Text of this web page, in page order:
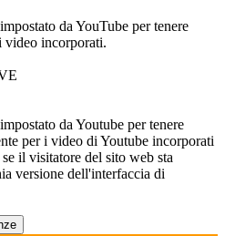
da YouTube per tenere
video incorporati.
da Youtube per tenere
per i video di Youtube incorporati
il visitatore del sito web sta
versione dell'interfaccia di